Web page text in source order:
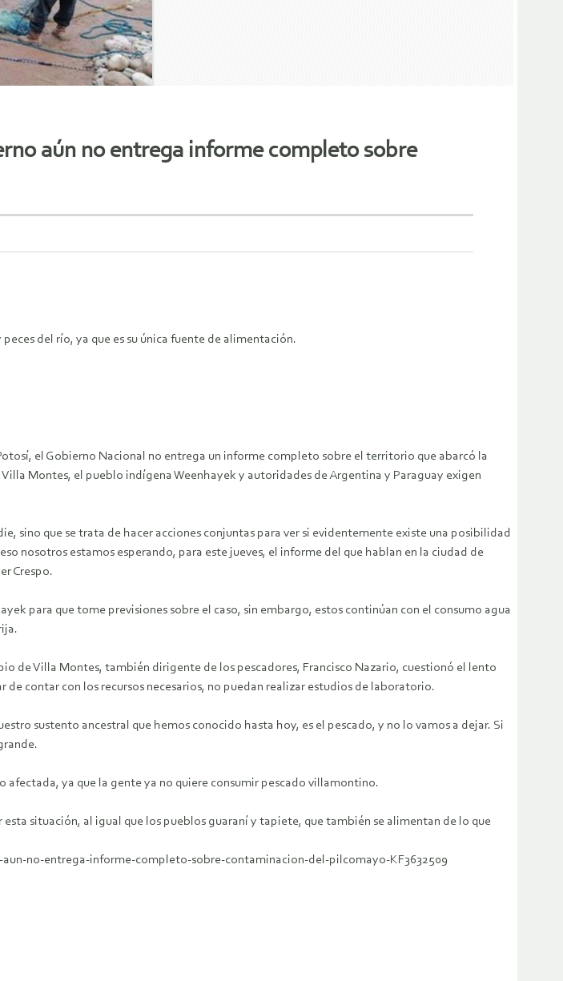
aún no entrega informe completo sobre
del río, ya que es su única fuente de alimentación.
el Gobierno Nacional no entrega un informe completo sobre el territorio que abarcó la
Montes, el pueblo indígena Weenhayek y autoridades de Argentina y Paraguay exigen
sino que se trata de hacer acciones conjuntas para ver si evidentemente existe una posibilidad
nosotros estamos esperando, para este jueves, el informe del que hablan en la ciudad de
Crespo.
para que tome previsiones sobre el caso, sin embargo, estos continúan con el consumo agua
de Villa Montes, también dirigente de los pescadores, Francisco Nazario, cuestionó el lento
contar con los recursos necesarios, no puedan realizar estudios de laboratorio.
sustento ancestral que hemos conocido hasta hoy, es el pescado, y no lo vamos a dejar. Si
afectada, ya que la gente ya no quiere consumir pescado villamontino.
situación, al igual que los pueblos guaraní y tapiete, que también se alimentan de lo que
no-entrega-informe-completo-sobre-contaminacion-del-pilcomayo-KF3632509